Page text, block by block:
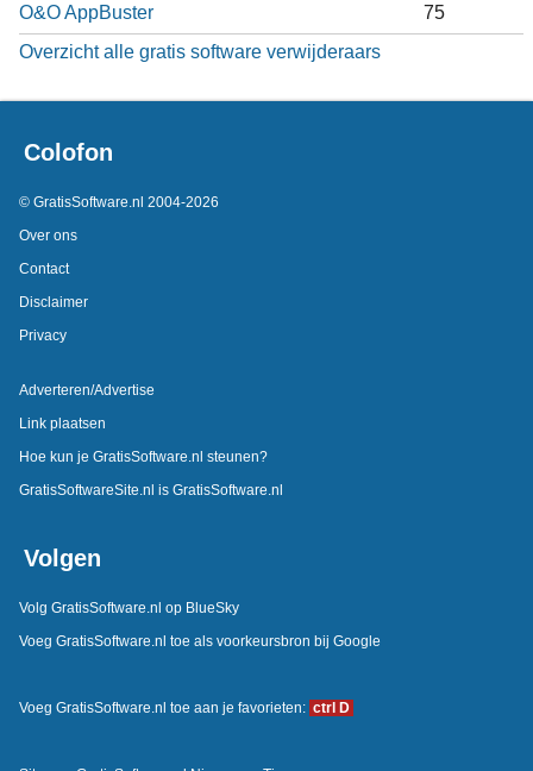
O&O AppBuster
75
Overzicht alle gratis software verwijderaars
Colofon
© GratisSoftware.nl 2004-2026
Over ons
Contact
Disclaimer
Privacy
Adverteren/Advertise
Link plaatsen
Hoe kun je GratisSoftware.nl steunen?
GratisSoftwareSite.nl is GratisSoftware.nl
Volgen
Volg GratisSoftware.nl op BlueSky
Voeg GratisSoftware.nl toe als voorkeursbron bij Google
Voeg GratisSoftware.nl toe aan je favorieten: ctrl D